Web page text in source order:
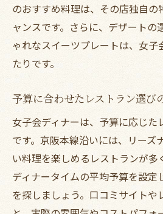
のおすすめ料理は、その店独自の
ャンスです。さらに、デザートの
ゃれなスイーツプレートは、女子
たりです。
予算に合わせたレストラン選び
女子会ディナーは、予算に応じた
です。京阪本線沿いには、リーズ
い料理を楽しめるレストランが多
ディナータイムの平均予算を設定
を探しましょう。口コミサイトや